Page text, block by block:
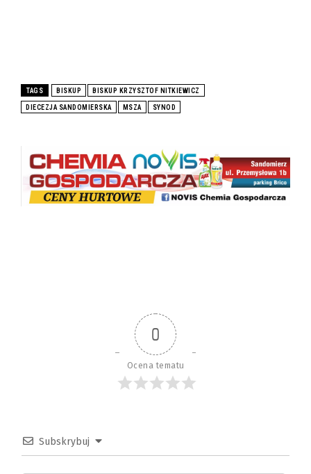
TAGS BISKUP BISKUP KRZYSZTOF NITKIEWICZ
DIECEZJA SANDOMIERSKA MSZA SYNOD
0
Ocena tematu
Subskrybuj